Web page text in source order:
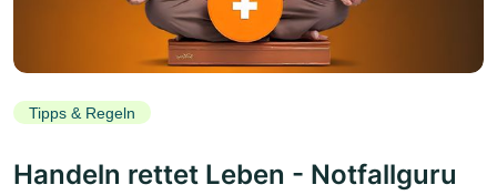
Tipps & Regeln
Handeln rettet Leben - Notfallguru